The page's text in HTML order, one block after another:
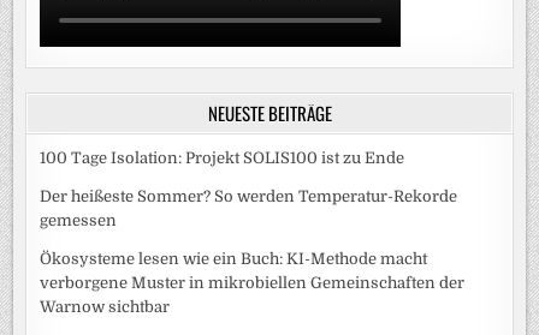
NEUESTE BEITRÄGE
100 Tage Isolation: Projekt SOLIS100 ist zu Ende
Der heißeste Sommer? So werden Temperatur-Rekorde
gemessen
Ökosysteme lesen wie ein Buch: KI-Methode macht
verborgene Muster in mikrobiellen Gemeinschaften der
Warnow sichtbar